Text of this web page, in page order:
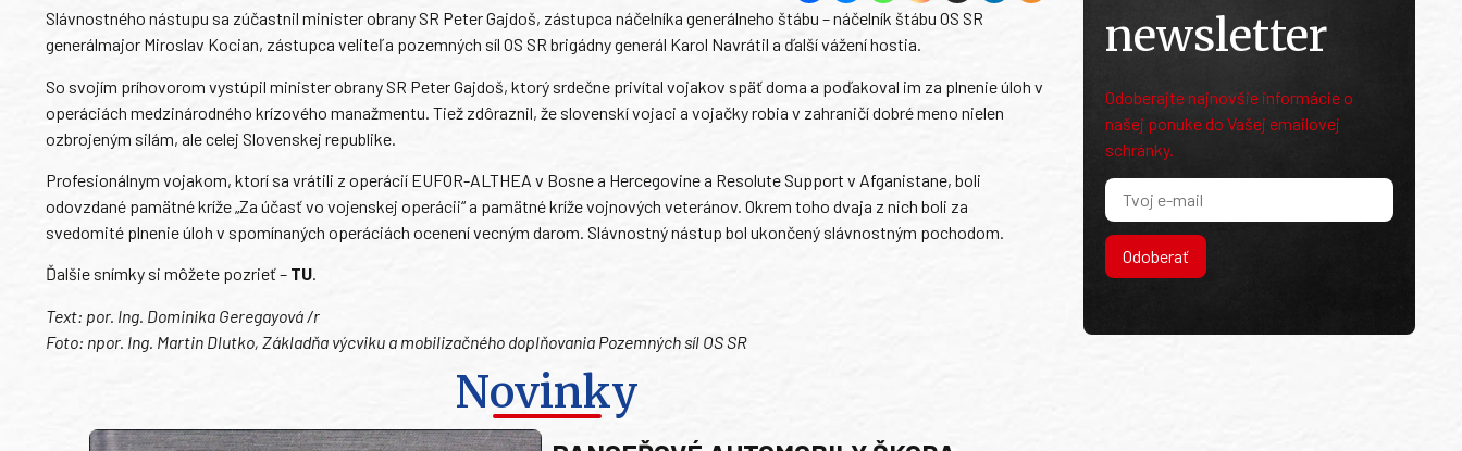
Slávnostného nástupu sa zúčastnil minister obrany SR Peter Gajdoš, zástupca náčelníka generálneho štábu – náčelník štábu OS SR
generálmajor Miroslav Kocian, zástupca veliteľa pozemných síl OS SR brigádny generál Karol Navrátil a ďalší vážení hostia.
So svojím príhovorom vystúpil minister obrany SR Peter Gajdoš, ktorý srdečne privítal vojakov späť doma a poďakoval im za plnenie úloh v
operáciách medzinárodného krízového manažmentu. Tiež zdôraznil, že slovenskí vojaci a vojačky robia v zahraničí dobré meno nielen
ozbrojeným silám, ale celej Slovenskej republike.
Profesionálnym vojakom, ktorí sa vrátili z operácií EUFOR-ALTHEA v Bosne a Hercegovine a Resolute Support v Afganistane, boli
odovzdané pamätné kríže „Za účasť vo vojenskej operácii“ a pamätné kríže vojnových veteránov. Okrem toho dvaja z nich boli za
svedomité plnenie úloh v spomínaných operáciách ocenení vecným darom. Slávnostný nástup bol ukončený slávnostným pochodom.
Ďalšie snímky si môžete pozrieť – TU.
Text: por. Ing. Dominika Geregayová /r
Foto: npor. Ing. Martin Dlutko, Základňa výcviku a mobilizačného doplňovania Pozemných síl OS SR
Novinky
newsletter
Odoberajte najnovšie informácie o
našej ponuke do Vašej emailovej
schránky.
Odoberať